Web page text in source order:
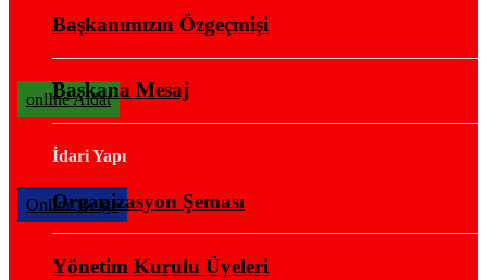
onlIne Aidat
OnlIne Belge
Başkanımızın Özgeçmişi
Başkana Mesaj
İdari Yapı
Organizasyon Şeması
Yönetim Kurulu Üyeleri